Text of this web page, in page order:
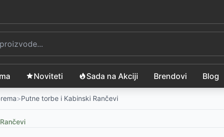
Noviteti Sada na Akciji Brendovi Blog
>Putne torbe i Kabinski Rančevi